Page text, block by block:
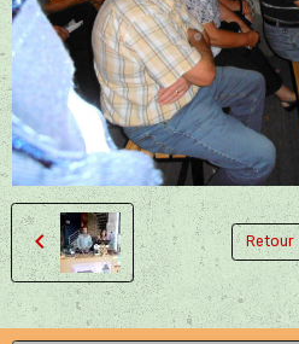
Retour